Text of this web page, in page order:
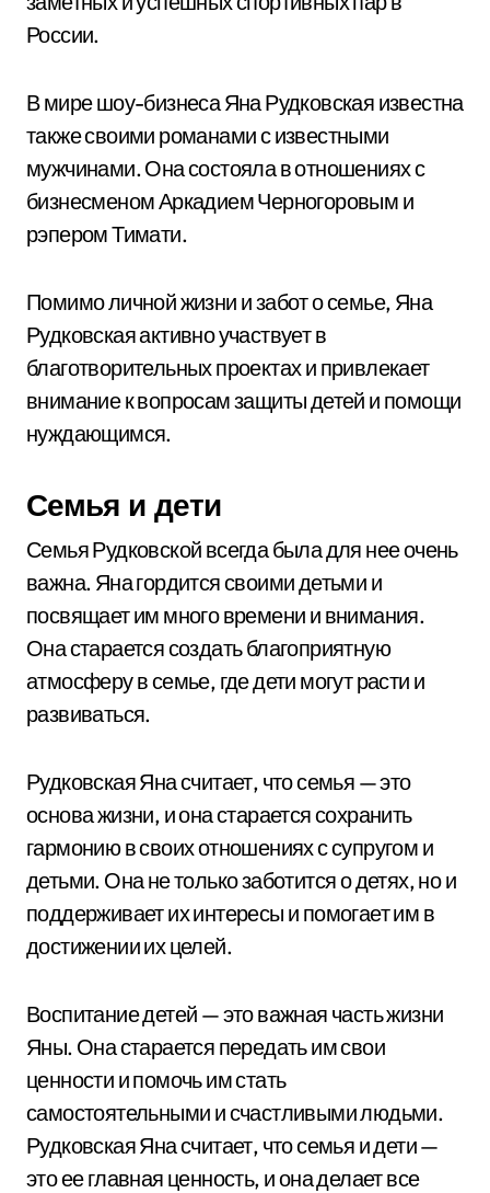
России.
В мире шоу-бизнеса Яна Рудковская известна
также своими романами с известными
мужчинами. Она состояла в отношениях с
бизнесменом Аркадием Черногоровым и
рэпером Тимати.
Помимо личной жизни и забот о семье, Яна
Рудковская активно участвует в
благотворительных проектах и привлекает
внимание к вопросам защиты детей и помощи
нуждающимся.
Семья и дети
Семья Рудковской всегда была для нее очень
важна. Яна гордится своими детьми и
посвящает им много времени и внимания.
Она старается создать благоприятную
атмосферу в семье, где дети могут расти и
развиваться.
Рудковская Яна считает, что семья — это
основа жизни, и она старается сохранить
гармонию в своих отношениях с супругом и
детьми. Она не только заботится о детях, но и
поддерживает их интересы и помогает им в
достижении их целей.
Воспитание детей — это важная часть жизни
Яны. Она старается передать им свои
ценности и помочь им стать
самостоятельными и счастливыми людьми.
Рудковская Яна считает, что семья и дети —
это ее главная ценность, и она делает все